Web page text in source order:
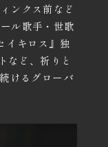
ンクス前など
ル歌手・世歌
キロス』独
など、祈りと
けるグローバ